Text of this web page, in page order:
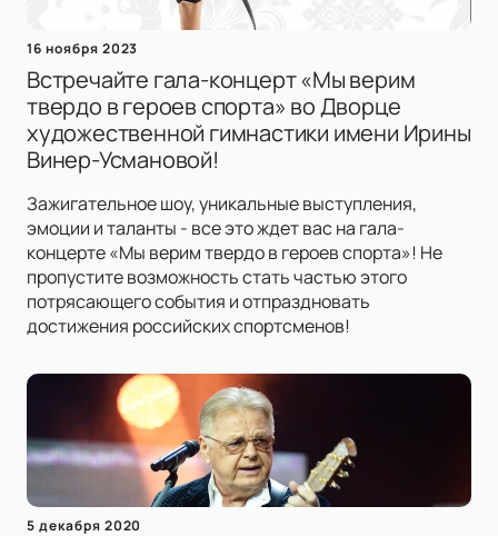
16 ноября 2023
Встречайте гала-концерт «Мы верим
твердо в героев спорта» во Дворце
художественной гимнастики имени Ирины
Винер-Усмановой!
Зажигательное шоу, уникальные выступления,
эмоции и таланты - все это ждет вас на гала-
концерте «Мы верим твердо в героев спорта»! Не
пропустите возможность стать частью этого
потрясающего события и отпраздновать
достижения российских спортсменов!
5 декабря 2020